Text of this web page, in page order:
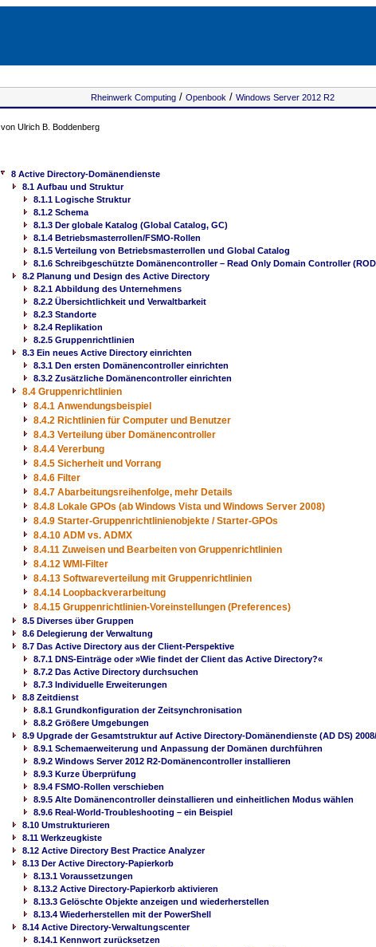
Rheinwerk Computing / Openbook / Windows Server 2012 R2
von Ulrich B. Boddenberg
8 Active Directory-Domänendienste
8.1 Aufbau und Struktur
8.1.1 Logische Struktur
8.1.2 Schema
8.1.3 Der globale Katalog (Global Catalog, GC)
8.1.4 Betriebsmasterrollen/FSMO-Rollen
8.1.5 Verteilung von Betriebsmasterrollen und Global Catalog
8.1.6 Schreibgeschützte Domänencontroller – Read Only Domain Controller
8.2 Planung und Design des Active Directory
8.2.1 Abbildung des Unternehmens
8.2.2 Übersichtlichkeit und Verwaltbarkeit
8.2.3 Standorte
8.2.4 Replikation
8.2.5 Gruppenrichtlinien
8.3 Ein neues Active Directory einrichten
8.3.1 Den ersten Domänencontroller einrichten
8.3.2 Zusätzliche Domänencontroller einrichten
8.4 Gruppenrichtlinien
8.4.1 Anwendungsbeispiel
8.4.2 Richtlinien für Computer und Benutzer
8.4.3 Verteilung über Domänencontroller
8.4.4 Vererbung
8.4.5 Sicherheit und Vorrang
8.4.6 Filter
8.4.7 Abarbeitungsreihenfolge, mehr Details
8.4.8 Lokale GPOs (ab Windows Vista und Windows Server 2008)
8.4.9 Starter-Gruppenrichtlinienobjekte / Starter-GPOs
8.4.10 ADM vs. ADMX
8.4.11 Zuweisen und Bearbeiten von Gruppenrichtlinien
8.4.12 WMI-Filter
8.4.13 Softwareverteilung mit Gruppenrichtlinien
8.4.14 Loopbackverarbeitung
8.4.15 Gruppenrichtlinien-Voreinstellungen (Preferences)
8.5 Diverses über Gruppen
8.6 Delegierung der Verwaltung
8.7 Das Active Directory aus der Client-Perspektive
8.7.1 DNS-Einträge oder »Wie findet der Client das Active Directory?«
8.7.2 Das Active Directory durchsuchen
8.7.3 Individuelle Erweiterungen
8.8 Zeitdienst
8.8.1 Grundkonfiguration der Zeitsynchronisation
8.8.2 Größere Umgebungen
8.9 Upgrade der Gesamtstruktur auf Active Directory-Domänendienste (AD DS)
8.9.1 Schemaerweiterung und Anpassung der Domänen durchführen
8.9.2 Windows Server 2012 R2-Domänencontroller installieren
8.9.3 Kurze Überprüfung
8.9.4 FSMO-Rollen verschieben
8.9.5 Alte Domänencontroller deinstallieren und einheitlichen Modus wählen
8.9.6 Real-World-Troubleshooting – ein Beispiel
8.10 Umstrukturieren
8.11 Werkzeugkiste
8.12 Active Directory Best Practice Analyzer
8.13 Der Active Directory-Papierkorb
8.13.1 Voraussetzungen
8.13.2 Active Directory-Papierkorb aktivieren
8.13.3 Gelöschte Objekte anzeigen und wiederherstellen
8.13.4 Wiederherstellen mit der PowerShell
8.14 Active Directory-Verwaltungscenter
8.14.1 Kennwort zurücksetzen